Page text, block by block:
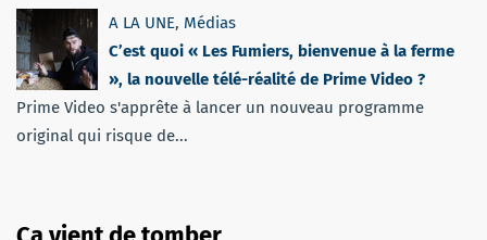
A LA UNE, Médias
C’est quoi « Les Fumiers, bienvenue à la ferme
», la nouvelle télé-réalité de Prime Video ?
Prime Video s'apprête à lancer un nouveau programme
original qui risque de...